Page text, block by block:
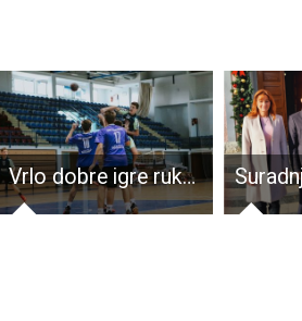
Vrlo dobre igre rukometaša Gospića do 15 godina za nova četiri boda